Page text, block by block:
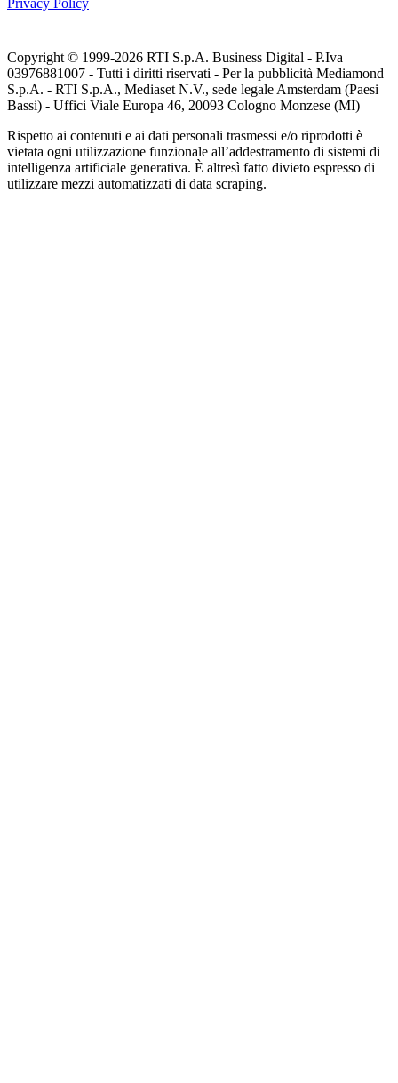
Copyright © 1999-2026 RTI S.p.A. Business Digital - P.Iva
03976881007 - Tutti i diritti riservati - Per la pubblicità Mediamond
S.p.A. - RTI S.p.A., Mediaset N.V., sede legale Amsterdam (Paesi
Bassi) - Uffici Viale Europa 46, 20093 Cologno Monzese (MI)
Rispetto ai contenuti e ai dati personali trasmessi e/o riprodotti è
vietata ogni utilizzazione funzionale all’addestramento di sistemi di
intelligenza artificiale generativa. È altresì fatto divieto espresso di
utilizzare mezzi automatizzati di data scraping.